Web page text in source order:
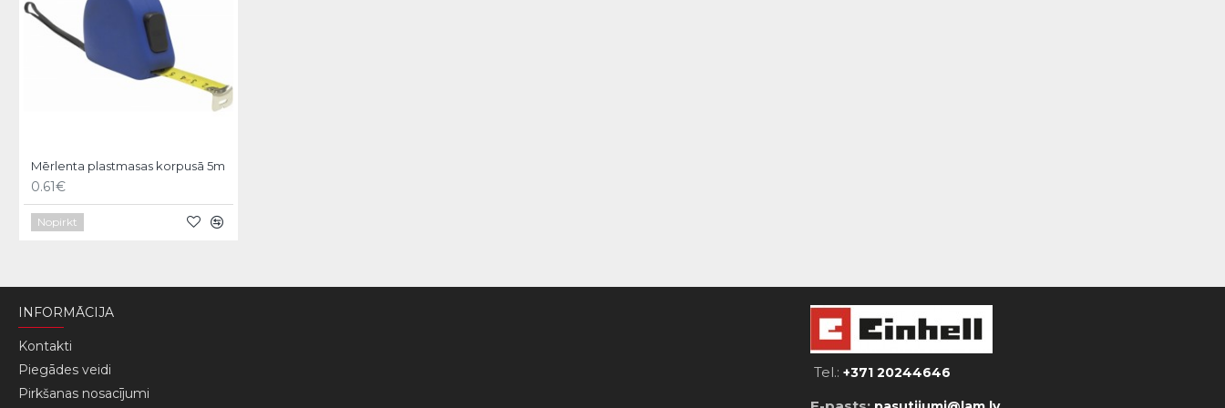
Mērlenta plastmasas korpusā 5m
0.61€
Nopirkt
INFORMĀCIJA
Kontakti
Piegādes veidi
Pirkšanas nosacījumi
Tel.:+371 20244646